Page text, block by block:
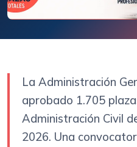
La Administración
aprobado 1.705
Administración Civil
2026. Una